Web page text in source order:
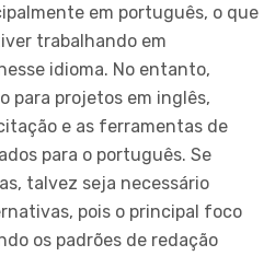
em português, o que
trabalhando em
idioma. No entanto,
para projetos em inglês,
e as ferramentas de
para o português. Se
talvez seja necessário
pois o principal foco
os padrões de redação